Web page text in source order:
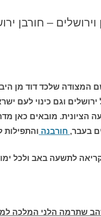
וירושלים – חורבן
המצודה שלכד דוד מן
וגם כינוי לעם
הציונית. מובאים כאן
בעבר, חורבנה והתפילות
לתשעה באב ולכל
שתרמה הלני המלכה